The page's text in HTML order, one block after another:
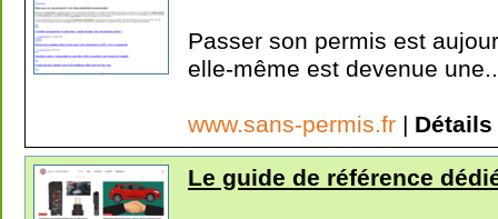
Passer son permis est
elle-même est devenue
www.sans-permis.fr | Détails
Le guide de référence